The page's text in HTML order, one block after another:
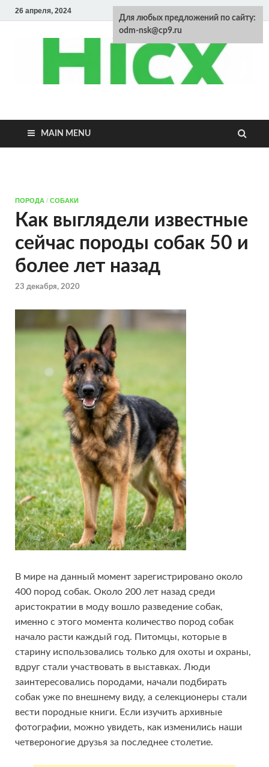
26 апреля, 2024
Энциклопедия
домашних
MAIN MENU
ПОРОДА / СОБАКИ
Как выглядели известные
сейчас породы собак 50 и
более лет назад
23 декабря, 2020
В мире на данный момент зарегистрировано около
400 пород собак. Около 200 лет назад среди
аристократии в моду вошло разведение собак,
именно с этого момента количество пород собак
начало расти каждый год. Питомцы, которые в
старину использовались только для охоты и охраны,
вдруг стали участвовать в выставках. Люди
заинтересовались породами, начали подбирать
собак уже по внешнему виду, а селекционеры стали
вести породные книги. Если изучить архивные
фотографии, можно увидеть, как изменились наши
четвероногие друзья за последнее столетие.
Для любых предложений по сайту:
odm-nsk@cp9.ru